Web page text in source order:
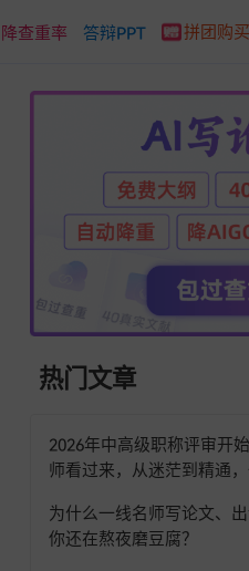
降查重率 答辩PPT 拼团购
热门文章
2026年中高级职称评审开
师看过来，从迷茫到精通，
为什么一线名师写论文、
你还在熬夜磨豆腐？